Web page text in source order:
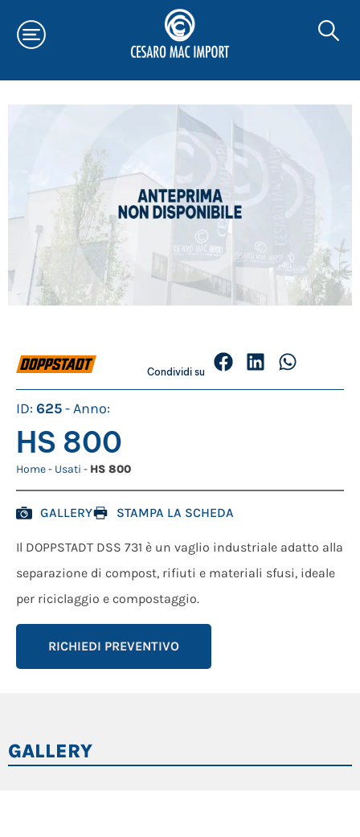
Condividi su
ID: 625- Anno:
HS 800
Home- Usati - HS 800
GALLERY STAMPA LA SCHEDA
Il DOPPSTADT DSS 731 è un vaglio industriale adatto alla
separazione di compost, rifiuti e materiali sfusi, ideale
per riciclaggio e compostaggio.
RICHIEDI PREVENTIVO
GALLERY